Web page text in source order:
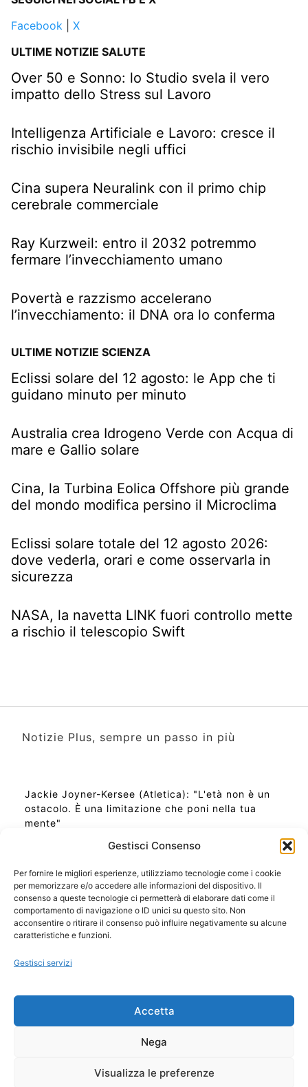
Gestisci Consenso
Per fornire le migliori esperienze, utilizziamo tecnologie come i cookie
per memorizzare e/o accedere alle informazioni del dispositivo. Il
consenso a queste tecnologie ci permetterà di elaborare dati come il
comportamento di navigazione o ID unici su questo sito. Non
acconsentire o ritirare il consenso può influire negativamente su alcune
caratteristiche e funzioni.
Gestisci servizi
Accetta
Nega
Visualizza le preferenze
Facebook
X
ULTIME NOTIZIE SALUTE
Over 50 e Sonno: lo Studio svela il vero
impatto dello Stress sul Lavoro
Intelligenza Artificiale e Lavoro: cresce il
rischio invisibile negli uffici
Cina supera Neuralink con il primo chip
cerebrale commerciale
Ray Kurzweil: entro il 2032 potremmo
fermare l’invecchiamento umano
Povertà e razzismo accelerano
l’invecchiamento: il DNA ora lo conferma
ULTIME NOTIZIE SCIENZA
Eclissi solare del 12 agosto: le App che ti
guidano minuto per minuto
Australia crea Idrogeno Verde con Acqua di
mare e Gallio solare
Cina, la Turbina Eolica Offshore più grande
del mondo modifica persino il Microclima
Eclissi solare totale del 12 agosto 2026:
dove vederla, orari e come osservarla in
sicurezza
NASA, la navetta LINK fuori controllo mette
a rischio il telescopio Swift
Notizie Plus, sempre un passo in più
Jackie Joyner-Kersee (Atletica): "L'età non è un
ostacolo. È una limitazione che poni nella tua
mente"
Ora Esatta in Italia in questo momento
Ti Senti Strano Ultimamente? Potrebbe Essere per
la Risonanza di Schumann
Come Sapere Se Stai Ascendendo alla Quinta
Copyright 2026 NotiziePlus.com
📰 Contenuto Umano Verificato
Privacy Coockie
Pubblicità